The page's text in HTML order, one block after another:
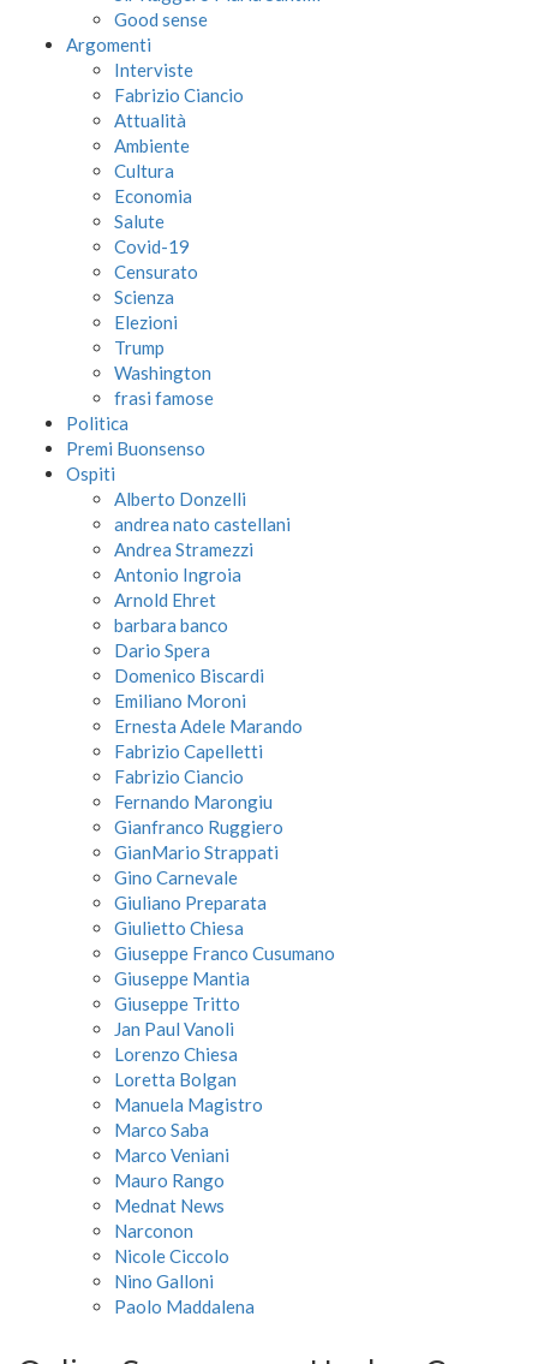
Good sense
Argomenti
Interviste
Fabrizio Ciancio
Attualità
Ambiente
Cultura
Economia
Salute
Covid-19
Censurato
Scienza
Elezioni
Trump
Washington
frasi famose
Politica
Premi Buonsenso
Ospiti
Alberto Donzelli
andrea nato castellani
Andrea Stramezzi
Antonio Ingroia
Arnold Ehret
barbara banco
Dario Spera
Domenico Biscardi
Emiliano Moroni
Ernesta Adele Marando
Fabrizio Capelletti
Fabrizio Ciancio
Fernando Marongiu
Gianfranco Ruggiero
GianMario Strappati
Gino Carnevale
Giuliano Preparata
Giulietto Chiesa
Giuseppe Franco Cusumano
Giuseppe Mantia
Giuseppe Tritto
Jan Paul Vanoli
Lorenzo Chiesa
Loretta Bolgan
Manuela Magistro
Marco Saba
Marco Veniani
Mauro Rango
Mednat News
Narconon
Nicole Ciccolo
Nino Galloni
Paolo Maddalena